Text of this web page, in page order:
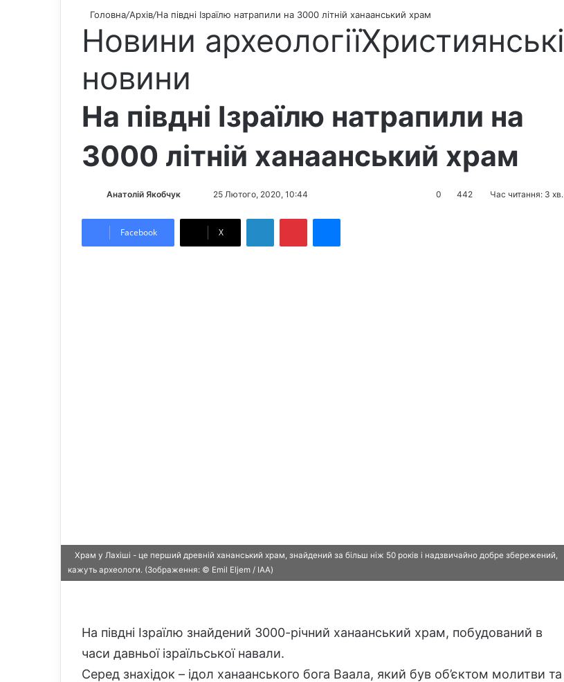
Головна/Архів/На півдні Ізраїлю натрапили на 3000 літній ханаанський храм
Новини археологіїХристиянські
новини
На півдні Ізраїлю натрапили на
3000 літній ханаанський храм
Анатолій Якобчук
l d
25 Лютого, 2020, 10:44 0 442 Час читання: 3 хв.
Facebook X
Храм у Лахіші - це перший древній хананський храм, знайдений за більш ніж 50 років і надзвичайно добре збережений,
кажуть археологи. (Зображення: © Emil Eljem / IAA)
На півдні Ізраїлю знайдений 3000-річний ханаанський храм, побудований в
часи давньої ізраїльської навали.
Серед знахідок – ідол ханаанського бога Ваала, який був об’єктом молитви та